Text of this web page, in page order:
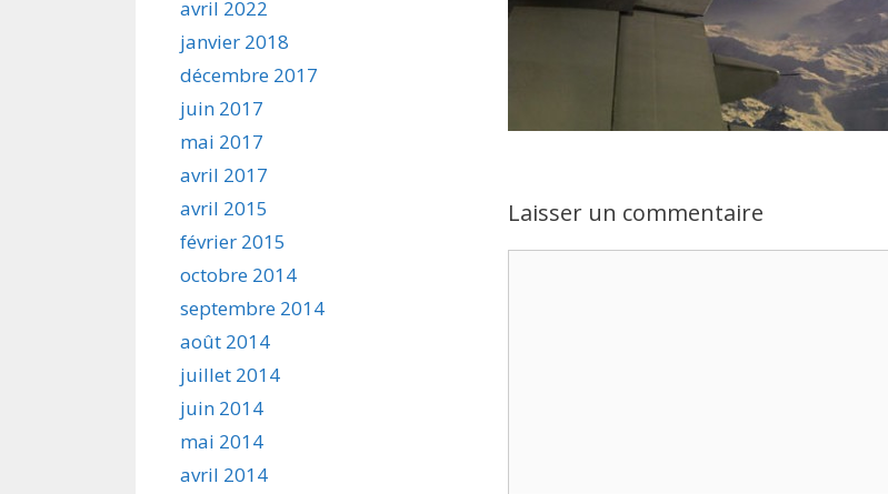
Laisser un commentaire
avril 2022
janvier 2018
décembre 2017
juin 2017
mai 2017
avril 2017
avril 2015
février 2015
octobre 2014
septembre 2014
août 2014
juillet 2014
juin 2014
mai 2014
avril 2014